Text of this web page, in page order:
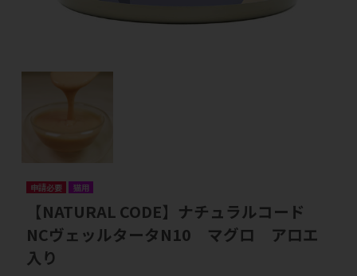
申請必要 猫用
【NATURAL CODE】ナチュラルコード
NCヴェッルタータN10 マグロ アロエ
入り